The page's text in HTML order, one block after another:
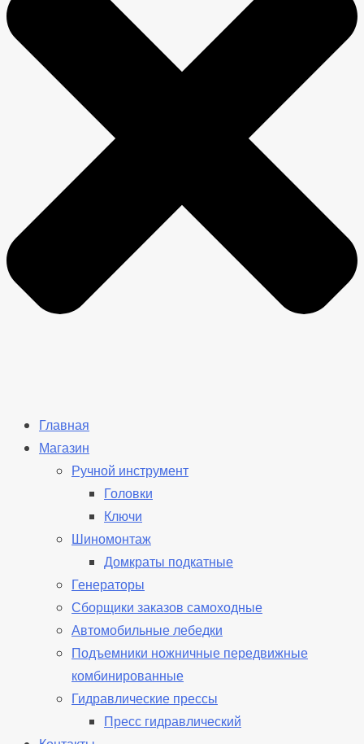
Главная
Магазин
Ручной инструмент
Головки
Ключи
Шиномонтаж
Домкраты подкатные
Генераторы
Сборщики заказов самоходные
Автомобильные лебедки
Подъемники ножничные передвижные
комбинированные
Гидравлические прессы
Пресс гидравлический